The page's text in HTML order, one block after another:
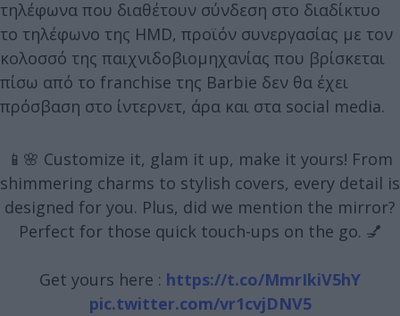
τηλέφωνα που διαθέτουν σύνδεση στο διαδίκτυο
το τηλέφωνο της HMD, προϊόν συνεργασίας με τον
κολοσσό της παιχνιδοβιομηχανίας που βρίσκεται
πίσω από το franchise της Barbie δεν θα έχει
πρόσβαση στο ίντερνετ, άρα και στα social media.
📱🌸 Customize it, glam it up, make it yours! From
shimmering charms to stylish covers, every detail is
designed for you. Plus, did we mention the mirror?
Perfect for those quick touch-ups on the go. 💅
Get yours here : https://t.co/MmrIkiV5hY
pic.twitter.com/vr1cvjDNV5